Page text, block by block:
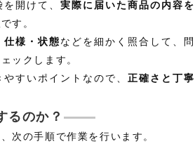
を開けて、実際に届いた商品の内容を
です。
仕様・状態などを細かく照合して、問
ックします。
すいポイントなので、正確さと丁寧
るのか？
次の手順で作業を行います。